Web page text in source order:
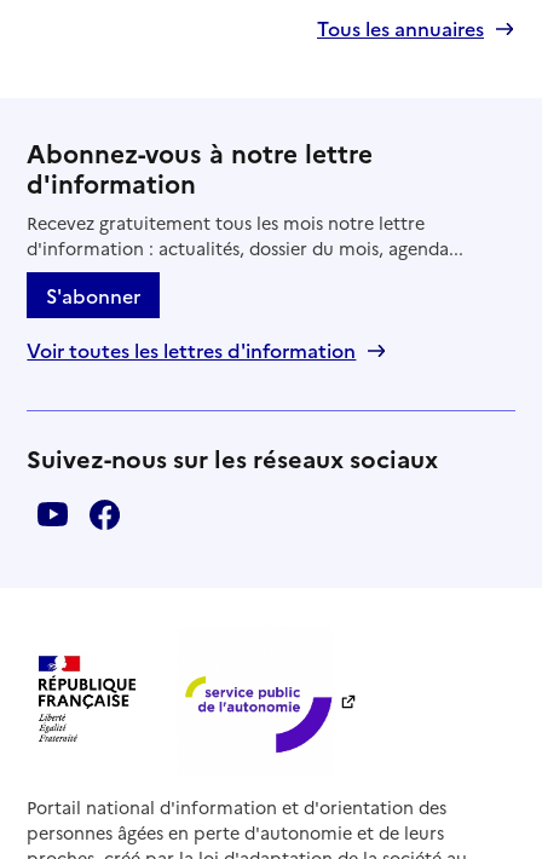
Tous les annuaires
Abonnez-vous à notre lettre
d'information
Recevez gratuitement tous les mois notre lettre
d'information : actualités, dossier du mois, agenda...
S'abonner
Voir toutes les lettres d'information
Suivez-nous sur les réseaux sociaux
Portail national d'information et d'orientation des
personnes âgées en perte d'autonomie et de leurs